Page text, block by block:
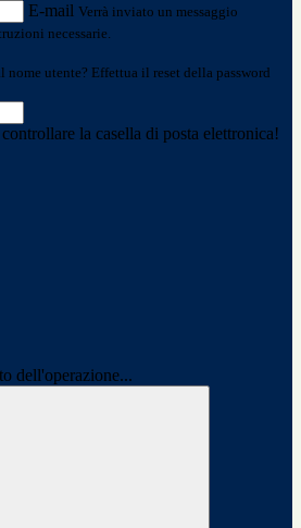
E-mail Verrà inviato un messaggio
necessarie.
nome utente? Effettua il reset della password
la casella di posta elettronica!
dell'operazione...